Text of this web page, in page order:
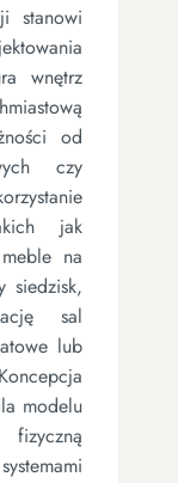
stanowi
wnętrz
od
czy
jak
na
siedzisk,
sal
lub
modelu
fizyczną